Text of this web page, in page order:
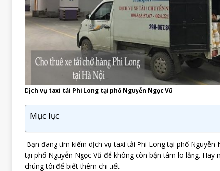
Dịch vụ taxi tải Phi Long tại phố Nguyễn Ngọc Vũ
Mục lục
Bạn đang tìm kiếm dịch vụ taxi tải Phi Long tại phố Nguyễn
tại phố Nguyễn Ngọc Vũ để không còn bận tâm lo lắng. Hãy
chúng tôi để biết thêm chi tiết